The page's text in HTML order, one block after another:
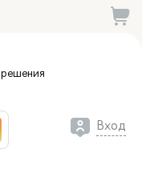
решения
Вход